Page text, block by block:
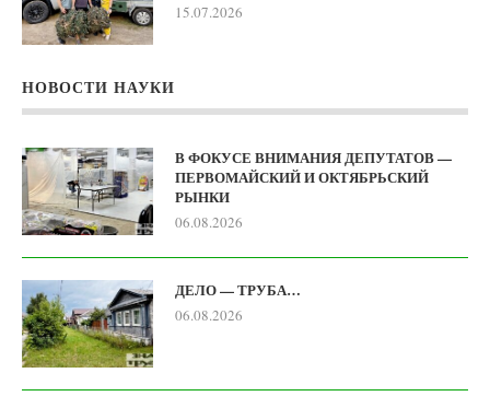
15.07.2026
НОВОСТИ НАУКИ
В ФОКУСЕ ВНИМАНИЯ ДЕПУТАТОВ —
ПЕРВОМАЙСКИЙ И ОКТЯБРЬСКИЙ
РЫНКИ
06.08.2026
ДЕЛО — ТРУБА…
06.08.2026